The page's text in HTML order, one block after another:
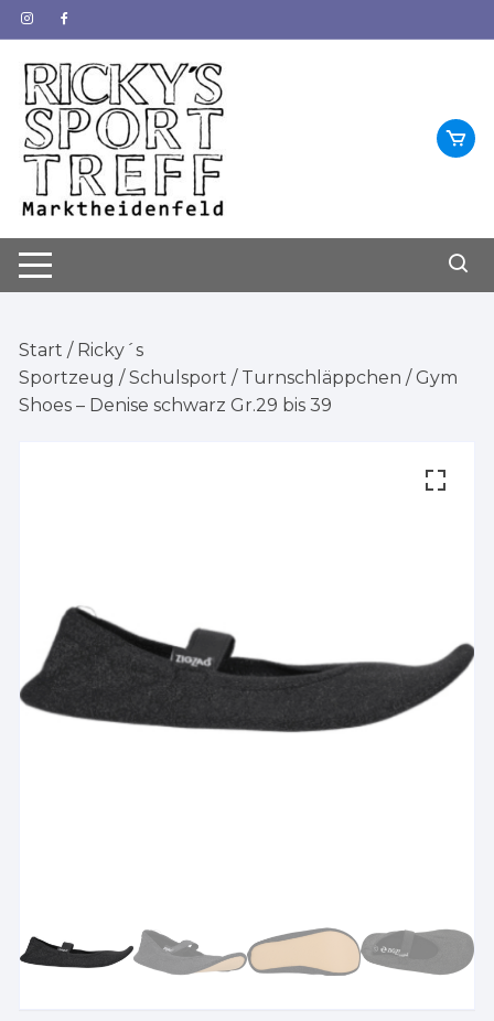
Zum
Inhalt
springen
Start / Ricky´s
Sportzeug /Schulsport / Turnschläppchen / Gym
Shoes – Denise schwarz Gr.29 bis 39